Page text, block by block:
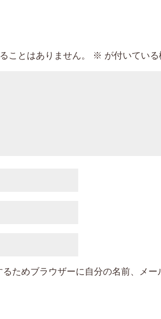
ことはありません。 ※ が付いてい
ためブラウザーに自分の名前、メ